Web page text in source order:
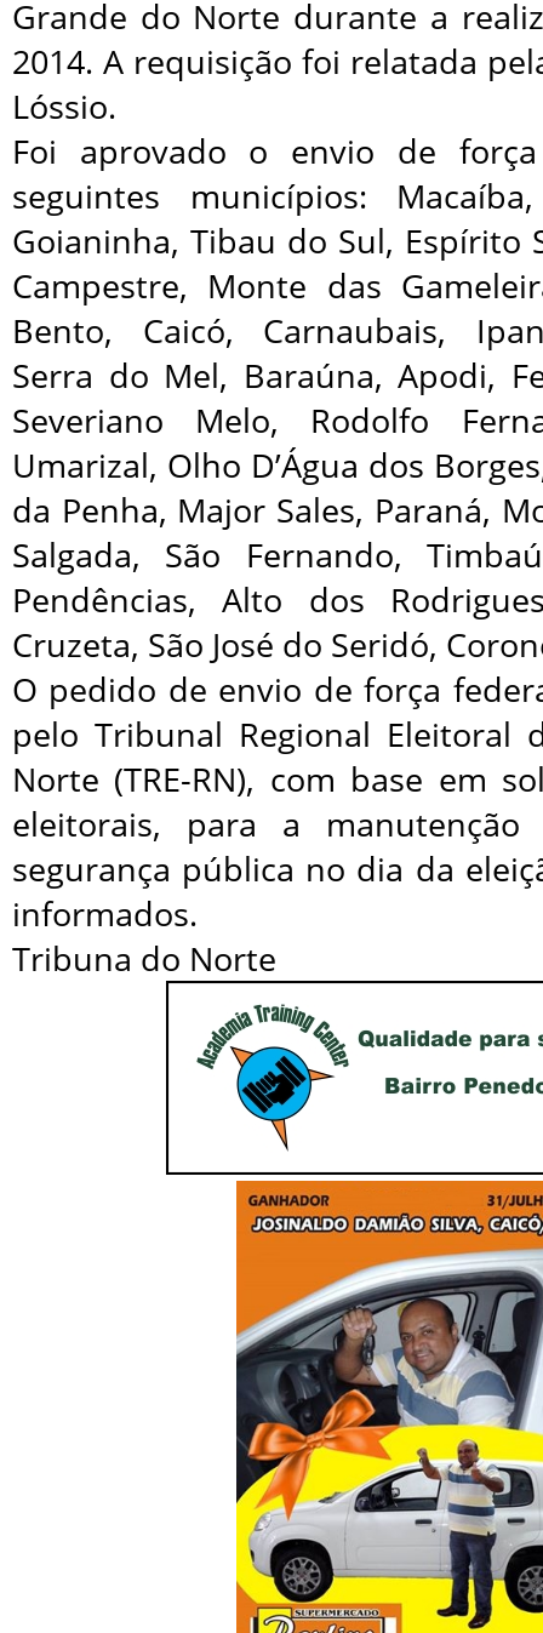
Grande do Norte durante a
2014. A requisição foi relatada
Lóssio.
Foi aprovado o envio de
seguintes municípios:
Goianinha, Tibau do Sul, Espírito
Campestre, Monte das
Bento, Caicó, Carnaubais,
Serra do Mel, Baraúna, Apodi,
Severiano Melo, Rodolfo
Umarizal, Olho D’Água dos
da Penha, Major Sales, Paraná,
Salgada, São Fernando,
Pendências, Alto dos
Cruzeta, São José do Seridó,
O pedido de envio de força
pelo Tribunal Regional Eleitoral
Norte (TRE-RN), com base em
eleitorais, para a
segurança pública no dia da
informados.
Tribuna do Norte